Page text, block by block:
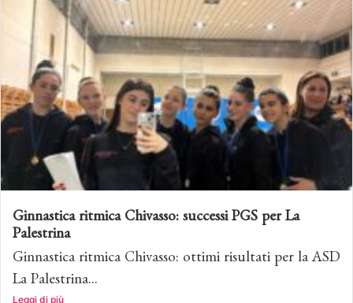
Ginnastica ritmica Chivasso: successi PGS per La
Palestrina
Ginnastica ritmica Chivasso: ottimi risultati per la ASD
La Palestrina...
Leggi di più